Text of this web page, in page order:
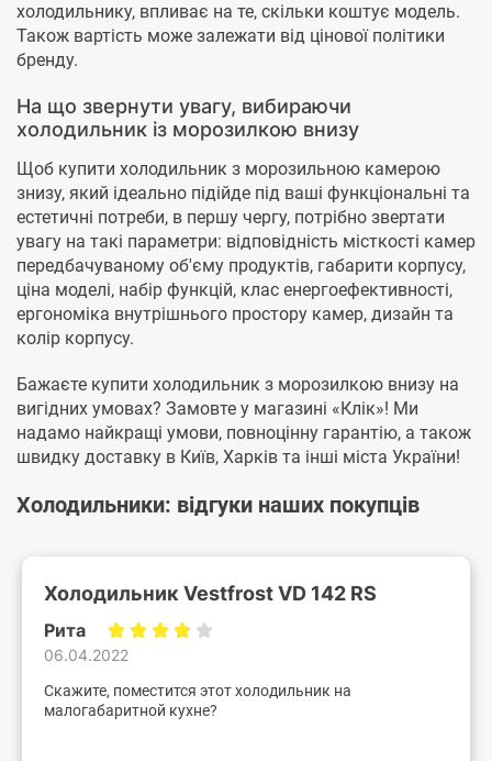
холодильнику, впливає на те, скільки коштує модель.
Також вартість може залежати від цінової політики
бренду.
На що звернути увагу, вибираючи
холодильник із морозилкою внизу
Щоб купити холодильник з морозильною камерою
знизу, який ідеально підійде під ваші функціональні та
естетичні потреби, в першу чергу, потрібно звертати
увагу на такі параметри: відповідність місткості камер
передбачуваному об'єму продуктів, габарити корпусу,
ціна моделі, набір функцій, клас енергоефективності,
ергономіка внутрішнього простору камер, дизайн та
колір корпусу.
Бажаєте купити холодильник з морозилкою внизу на
вигідних умовах? Замовте у магазині «Клік»! Ми
надамо найкращі умови, повноцінну гарантію, а також
швидку доставку в Київ, Харків та інші міста України!
Холодильники: відгуки наших покупців
Холодильник Vestfrost VD 142 RS
Рита
06.04.2022
Скажите, поместится этот холодильник на
малогабаритной кухне?